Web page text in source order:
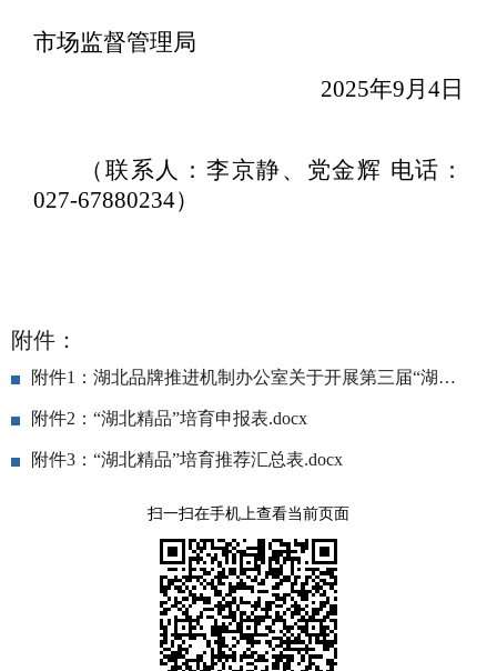
市场监督管理局
2025年9月 4日
（联系人：李京静、党金辉 电话：
027-67880234）
附件：
附件1：湖北品牌推进机制办公室关于开展第三届“湖北精品”入库工作的通知.pdf
附件2：“湖北精品”培育申报表.docx
附件3：“湖北精品”培育推荐汇总表.docx
扫一扫在手机上查看当前页面